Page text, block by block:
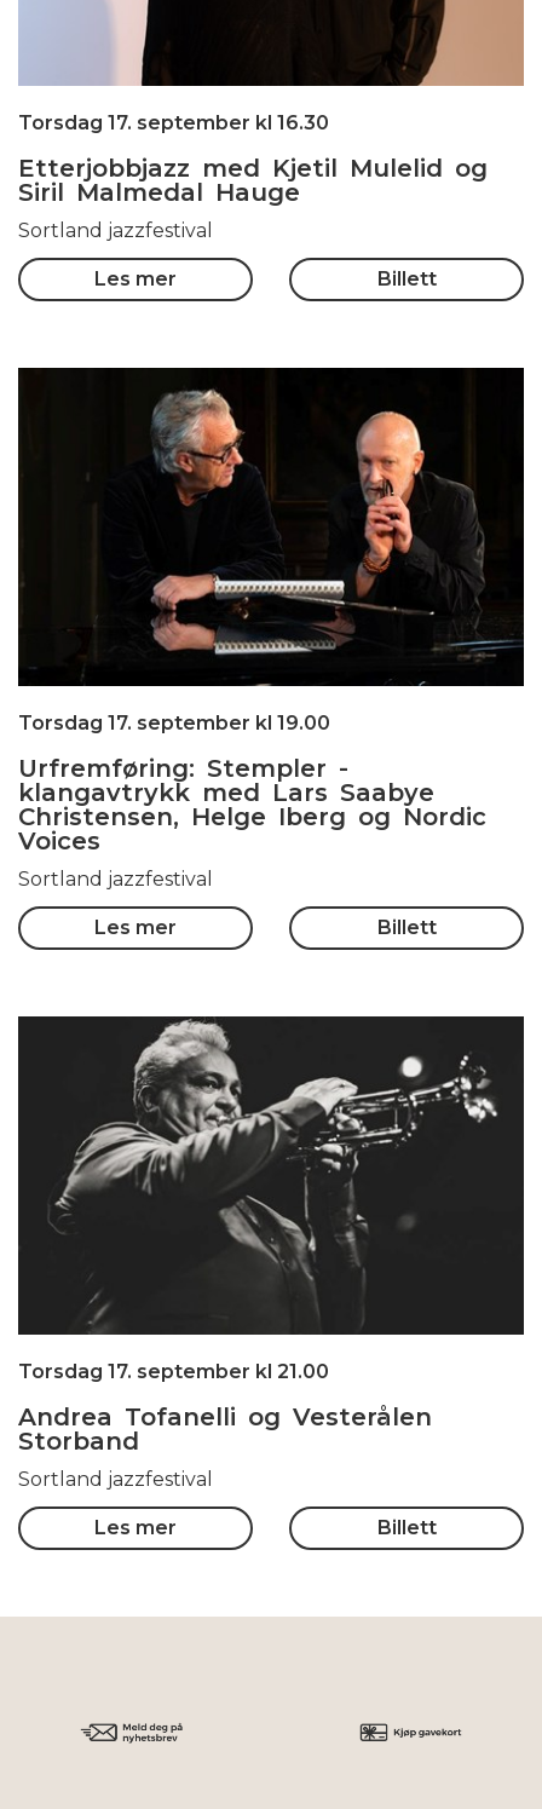
Torsdag 17. september kl 16.30
Etterjobbjazz med Kjetil Mulelid og
Siril Malmedal Hauge
Sortland jazzfestival
Les mer Billett
Torsdag 17. september kl 19.00
Urfremføring: Stempler -
klangavtrykk med Lars Saabye
Christensen, Helge Iberg og Nordic
Voices
Sortland jazzfestival
Les mer Billett
Torsdag 17. september kl 21.00
Andrea Tofanelli og Vesterålen
Storband
Sortland jazzfestival
Les mer Billett